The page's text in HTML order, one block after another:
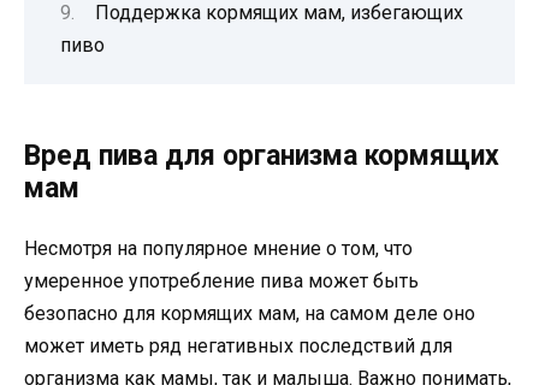
Поддержка кормящих мам, избегающих
пиво
Вред пива для организма кормящих
мам
Несмотря на популярное мнение о том, что
умеренное употребление пива может быть
безопасно для кормящих мам, на самом деле оно
может иметь ряд негативных последствий для
организма как мамы, так и малыша. Важно понимать,